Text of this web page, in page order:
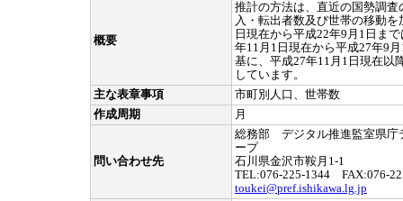
概要
推計の方法は、直近の国勢調
入・転出者数及び世帯の移動
日現在から平成22年9月1日ま
年11月1日現在から平成27年9
基に、平成27年11月1日現在以
しています。
主な表章事項
市町別人口、世帯数
作成周期
月
問い合わせ先
総務部 デジタル推進監室県庁
ープ
石川県金沢市鞍月1-1
TEL:076-225-1344 FAX:076-
toukei@pref.ishikawa.lg.jp